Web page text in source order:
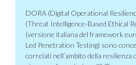
DORA (Digital Operational
(Threat Intelligence-Based Ethical
(versione italiana del framework
Led Penetration Testing) sono
correlati nell’ambito della resilienza